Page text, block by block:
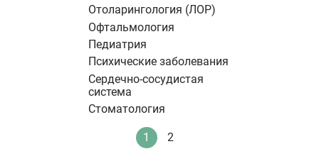
Отоларингология (ЛОР)
Офтальмология
Педиатрия
Психические заболевания
Сердечно-сосудистая
система
Стоматология
Нумерация
страниц Текущая
1 Стандартное
2